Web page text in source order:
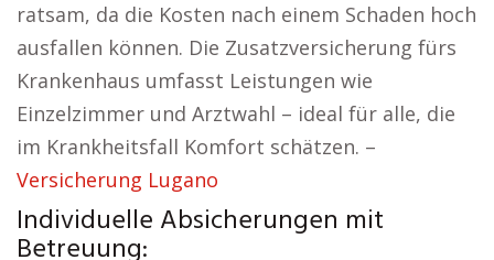
ratsam, da die Kosten nach einem Schaden hoch
ausfallen können. Die Zusatzversicherung fürs
Krankenhaus umfasst Leistungen wie
Einzelzimmer und Arztwahl – ideal für alle, die
im Krankheitsfall Komfort schätzen. –
Versicherung Lugano
Individuelle Absicherungen mit
Betreuung: